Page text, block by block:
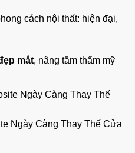
cách nội thất: hiện đại,
mắt, nâng tầm thẩm mỹ
Ngày Càng Thay Thế Cửa